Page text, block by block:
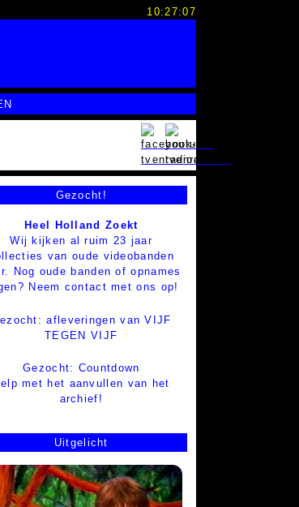
10:27:08
Gezocht!
Heel Holland Zoekt
Wij kijken al ruim 23 jaar
van oude videobanden
Nog oude banden of opnames
Neem contact met ons op!
afleveringen van VIJF
TEGEN VIJF
Gezocht: Countdown
met het aanvullen van het
archief!
Uitgelicht